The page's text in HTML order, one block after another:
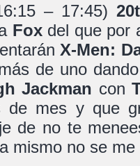
– 17:45)
Foxdel que por
X-Men:
de uno
Jackman con
de mes y que
de no te
mismo no se me